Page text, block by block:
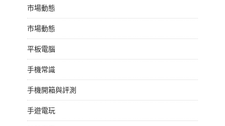
市場動態
市場動態
平板電腦
手機常識
手機開箱與評測
手遊電玩